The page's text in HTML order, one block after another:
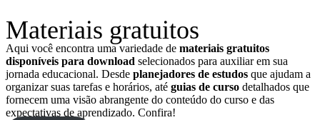
Materiais gratuitos
Aqui você encontra uma variedade de materiais gratuitos
disponíveis para download selecionados para auxiliar em sua
jornada educacional. Desde planejadores de estudos que ajudam a
organizar suas tarefas e horários, até guias de curso detalhados que
fornecem uma visão abrangente do conteúdo do curso e das
expectativas de aprendizado. Confira!